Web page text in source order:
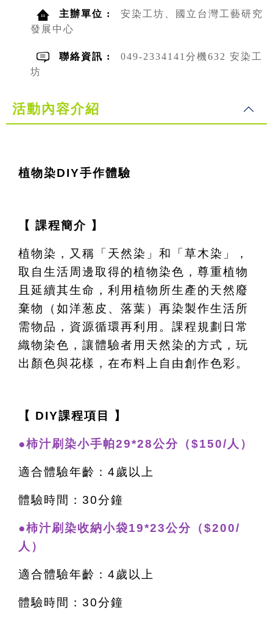
主辦單位 :
安染工坊、國立台灣工藝研究
發展中心
聯絡資訊 :
049-2334141分機632 安染工
坊
活動內容介紹
植物染DIY手作體驗
【 課程簡介 】
植物染，又稱「天然染」和「草木染」，
取自生活周邊取得的植物染色，尊重植物
且延續其生命，利用植物所生產的天然廢
棄物（如洋葱皮、落葉）再染製作生活所
需物品，資源循環再利用。課程規劃日常
織物染色，讓體驗者用天然染的方式，玩
出顏色與花樣，在布料上自由創作色彩。
【 DIY課程項目 】
●柿汁刷染小手帕29*28公分（$150/人）
適合體驗年齡：4歲以上
體驗時間：30分鐘
●柿汁刷染收納小袋19*23公分（$200/
人）
適合體驗年齡：4歲以上
體驗時間：30分鐘